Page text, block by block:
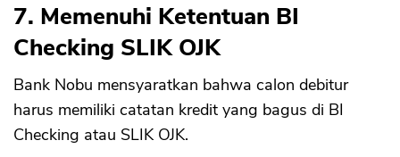
7. Memenuhi Ketentuan BI
Checking SLIK OJK
Bank Nobu mensyaratkan bahwa calon debitur
harus memiliki catatan kredit yang bagus di BI
Checking atau SLIK OJK.